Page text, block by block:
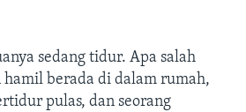
sedang tidur. Apa salah
hamil berada di dalam rumah,
pulas, dan seorang